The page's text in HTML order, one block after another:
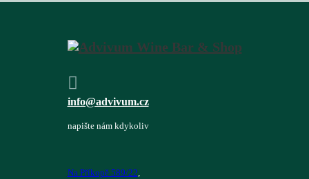
info@advivum.cz
napište nám kdykoliv
Na Příkopě 589/22,